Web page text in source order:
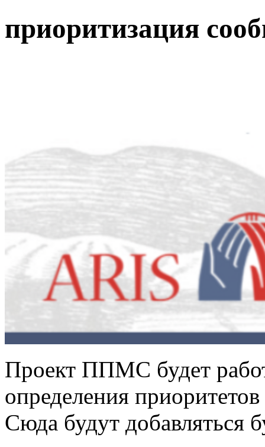
приоритизация
Проект ППМС будет
определения
Сюда будут добавляться